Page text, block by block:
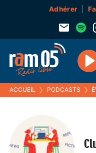
Adhérer
ACCUEIL ❯ PODCASTS ❯